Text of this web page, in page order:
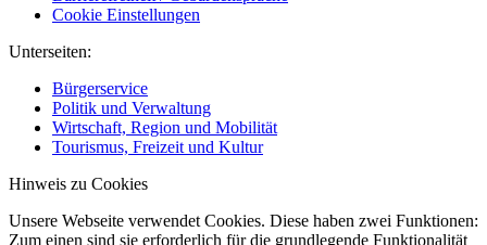
Cookie Einstellungen
Unterseiten:
Bürgerservice
Politik und Verwaltung
Wirtschaft, Region und Mobilität
Tourismus, Freizeit und Kultur
Hinweis zu Cookies
Unsere Webseite verwendet Cookies. Diese haben zwei Funktionen:
Zum einen sind sie erforderlich für die grundlegende Funktionalität